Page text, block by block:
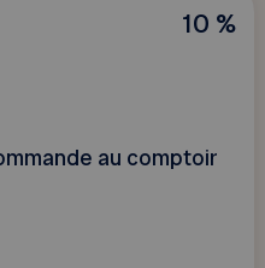
10 %
au comptoir